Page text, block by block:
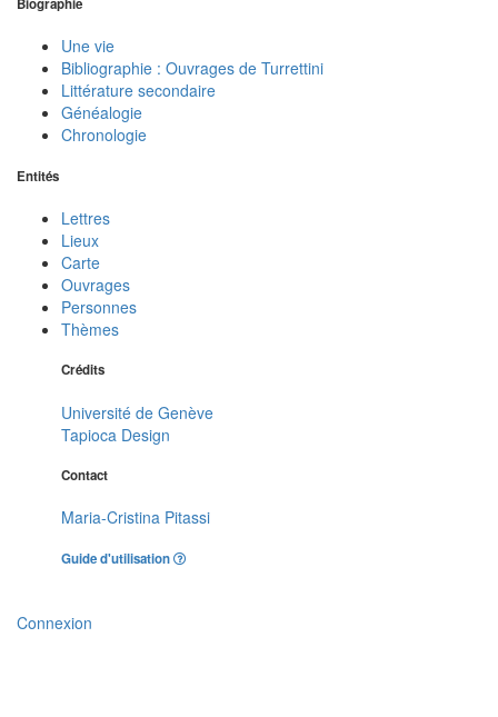
Une vie
Bibliographie : Ouvrages de Turrettini
Littérature secondaire
Généalogie
Chronologie
Entités
Lettres
Lieux
Carte
Ouvrages
Personnes
Thèmes
Crédits
Université de Genève
Tapioca Design
Contact
Maria-Cristina Pitassi
Guide d'utilisation
Connexion